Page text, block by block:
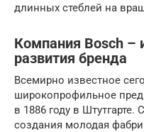
длинных стеблей на
Компания Bosch –
развития бренда
Всемирно известное
широкопрофильное
в 1886 году в
создания молодая